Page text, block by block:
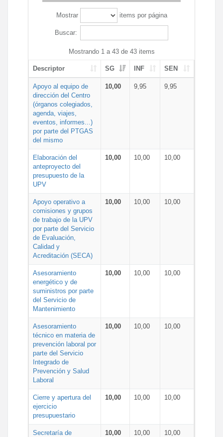
Mostrar items por página
Buscar:
Mostrando 1 a 43 de 43 items
Descriptor SG INF SEN
Apoyo al equipo de
dirección del Centro
(órganos colegiados,
agenda, viajes,
eventos, informes...)
por parte del PTGAS
del mismo
10,00 9,95 9,95
Elaboración del
anteproyecto del
presupuesto de la
UPV
10,00 10,00 10,00
Apoyo operativo a
comisiones y grupos
de trabajo de la UPV
por parte del Servicio
de Evaluación,
Calidad y
Acreditación (SECA)
10,00 10,00 10,00
Asesoramiento
energético y de
suministros por parte
del Servicio de
Mantenimiento
10,00 10,00 10,00
Asesoramiento
técnico en materia de
prevención laboral por
parte del Servicio
Integrado de
Prevención y Salud
Laboral
10,00 10,00 10,00
Cierre y apertura del
ejercicio
presupuestario
10,00 10,00 10,00
Secretaría de
10,00 10,00 10,00